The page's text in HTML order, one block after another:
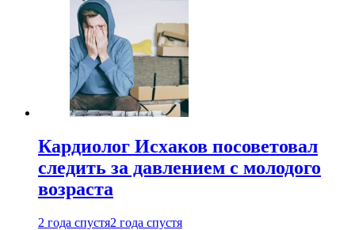
Кардиолог Исхаков посоветовал
следить за давлением с молодого
возраста
2 года спустя2 года спустя